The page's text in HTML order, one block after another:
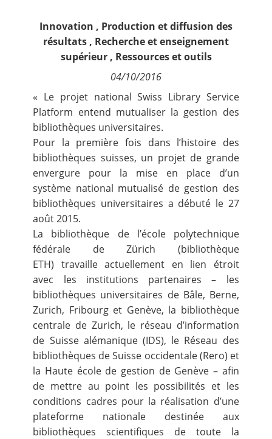
Contact
Nous suivre
Innovation , Production et diffusion des
résultats , Recherche et enseignement
supérieur, Ressources et outils
04/10/2016
« Le projet national Swiss Library Service
Platform entend mutualiser la gestion des
bibliothèques universitaires.
Pour la première fois dans l’histoire des
bibliothèques suisses, un projet de grande
envergure pour la mise en place d’un
système national mutualisé de gestion des
bibliothèques universitaires a débuté le 27
août 2015.
La bibliothèque de l’école polytechnique
fédérale de Zürich (bibliothèque
ETH) travaille actuellement en lien étroit
avec les institutions partenaires – les
bibliothèques universitaires de Bâle, Berne,
Zurich, Fribourg et Genève, la bibliothèque
centrale de Zurich, le réseau d’information
de Suisse alémanique (IDS), le Réseau des
bibliothèques de Suisse occidentale (Rero) et
la Haute école de gestion de Genève – afin
de mettre au point les possibilités et les
conditions cadres pour la réalisation d’une
plateforme nationale destinée aux
bibliothèques scientifiques de toute la